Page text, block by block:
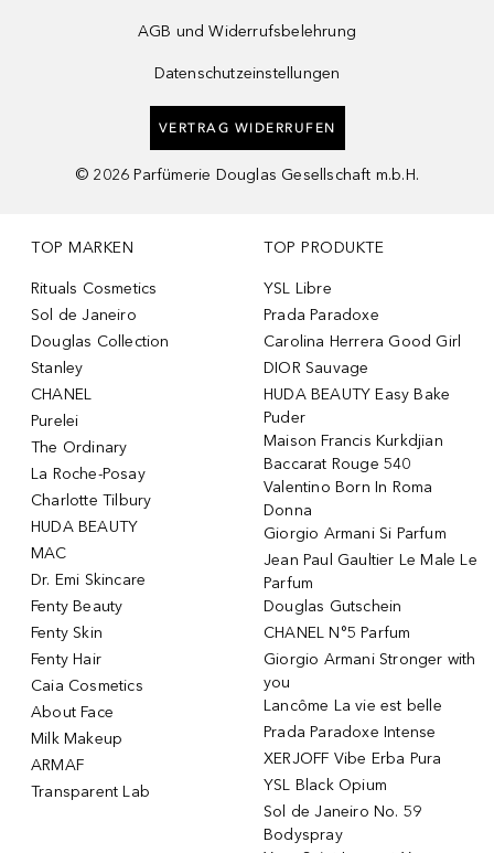
AGB und Widerrufsbelehrung
Datenschutzeinstellungen
VERTRAG WIDERRUFEN
© 2026 Parfümerie Douglas Gesellschaft m.b.H.
TOP MARKEN
Rituals Cosmetics
Sol de Janeiro
Douglas Collection
Stanley
CHANEL
Purelei
The Ordinary
La Roche-Posay
Charlotte Tilbury
HUDA BEAUTY
MAC
Dr. Emi Skincare
Fenty Beauty
Fenty Skin
Fenty Hair
Caia Cosmetics
About Face
Milk Makeup
ARMAF
Transparent Lab
TOP PRODUKTE
YSL Libre
Prada Paradoxe
Carolina Herrera Good Girl
DIOR Sauvage
HUDA BEAUTY Easy Bake
Puder
Maison Francis Kurkdjian
Baccarat Rouge 540
Valentino Born In Roma
Donna
Giorgio Armani Si Parfum
Jean Paul Gaultier Le Male Le
Parfum
Douglas Gutschein
CHANEL N°5 Parfum
Giorgio Armani Stronger with
you
Lancôme La vie est belle
Prada Paradoxe Intense
XERJOFF Vibe Erba Pura
YSL Black Opium
Sol de Janeiro No. 59
Bodyspray